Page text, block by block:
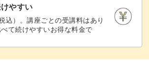
チャーしていきますね。
やすい
込）。講座ごとの受講料はあり
て続けやすいお得な料金で